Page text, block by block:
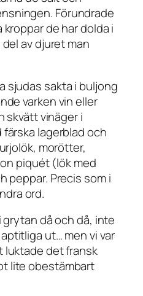
Förundrade
de har dolda i
av djuret man
sjudas sakta i buljong
varken vin eller
skvätt vinäger i
lagerblad och
morötter,
piquét (lök med
peppar. Precis som i
ord.
då och då, inte
ut… men vi var
luktade det fransk
lite obestämbart